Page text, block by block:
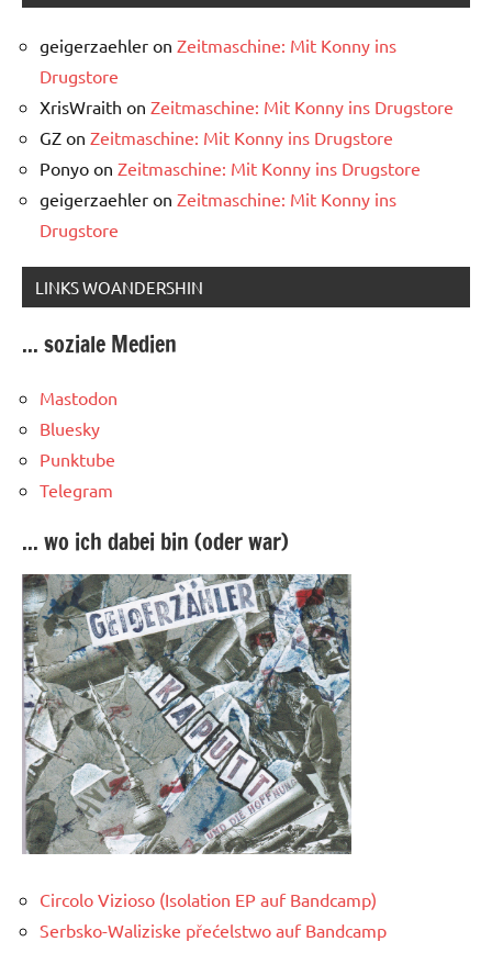
geigerzaehler on Zeitmaschine: Mit Konny ins
Drugstore
XrisWraith on Zeitmaschine: Mit Konny ins Drugstore
GZ on Zeitmaschine: Mit Konny ins Drugstore
Ponyo on Zeitmaschine: Mit Konny ins Drugstore
geigerzaehler on Zeitmaschine: Mit Konny ins
Drugstore
LINKS WOANDERSHIN
... soziale Medien
Mastodon
Bluesky
Punktube
Telegram
... wo ich dabei bin (oder war)
Circolo Vizioso (Isolation EP auf Bandcamp)
Serbsko-Waliziske přećelstwo auf Bandcamp